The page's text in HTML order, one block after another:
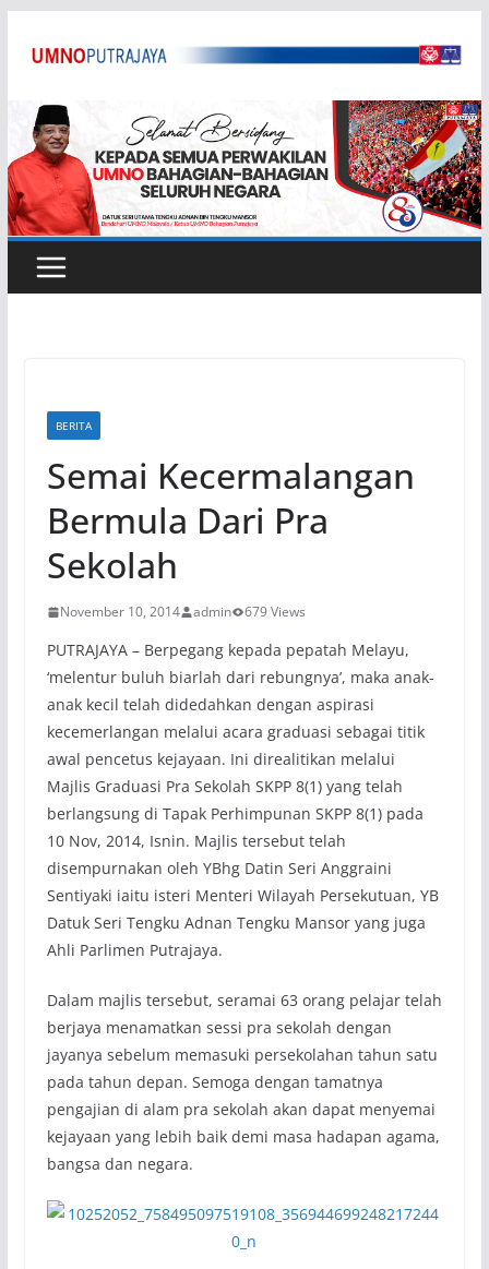
BERITA
Semai Kecermalangan
Bermula Dari Pra
Sekolah
November 10, 2014 admin 679 Views
PUTRAJAYA – Berpegang kepada pepatah Melayu,
‘melentur buluh biarlah dari rebungnya’, maka anak-
anak kecil telah didedahkan dengan aspirasi
kecemerlangan melalui acara graduasi sebagai titik
awal pencetus kejayaan. Ini direalitikan melalui
Majlis Graduasi Pra Sekolah SKPP 8(1) yang telah
berlangsung di Tapak Perhimpunan SKPP 8(1) pada
10 Nov, 2014, Isnin. Majlis tersebut telah
disempurnakan oleh YBhg Datin Seri Anggraini
Sentiyaki iaitu isteri Menteri Wilayah Persekutuan, YB
Datuk Seri Tengku Adnan Tengku Mansor yang juga
Ahli Parlimen Putrajaya.
Dalam majlis tersebut, seramai 63 orang pelajar telah
berjaya menamatkan sessi pra sekolah dengan
jayanya sebelum memasuki persekolahan tahun satu
pada tahun depan. Semoga dengan tamatnya
pengajian di alam pra sekolah akan dapat menyemai
kejayaan yang lebih baik demi masa hadapan agama,
bangsa dan negara.